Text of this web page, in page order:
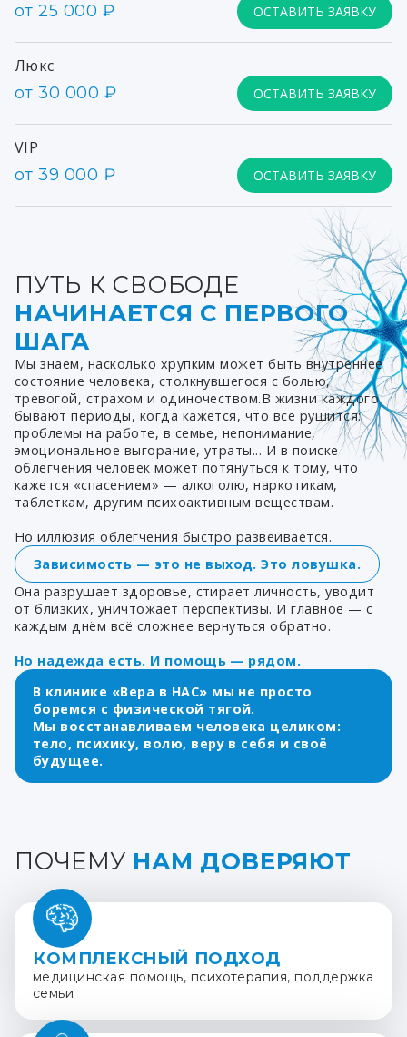
от 25 000 ₽
ОСТАВИТЬ ЗАЯВКУ
Люкс
от 30 000 ₽
ОСТАВИТЬ ЗАЯВКУ
VIP
от 39 000 ₽
ОСТАВИТЬ ЗАЯВКУ
ПУТЬ К СВОБОДЕ
НАЧИНАЕТСЯ С ПЕРВОГО
ШАГА
Мы знаем, насколько хрупким может быть внутреннее
состояние человека, столкнувшегося с болью,
тревогой, страхом и одиночеством.В жизни каждого
бывают периоды, когда кажется, что всё рушится:
проблемы на работе, в семье, непонимание,
эмоциональное выгорание, утраты... И в поиске
облегчения человек может потянуться к тому, что
кажется «спасением» — алкоголю, наркотикам,
таблеткам, другим психоактивным веществам.
Но иллюзия облегчения быстро развеивается.
Зависимость — это не выход. Это ловушка.
Она разрушает здоровье, стирает личность, уводит
от близких, уничтожает перспективы. И главное — с
каждым днём всё сложнее вернуться обратно.
Но надежда есть. И помощь — рядом.
В клинике «Вера в НАС» мы не просто
боремся с физической тягой.
Мы восстанавливаем человека целиком:
тело, психику, волю, веру в себя и своё
будущее.
ПОЧЕМУ НАМ ДОВЕРЯЮТ
КОМПЛЕКСНЫЙ ПОДХОД
медицинская помощь, психотерапия, поддержка
семьи